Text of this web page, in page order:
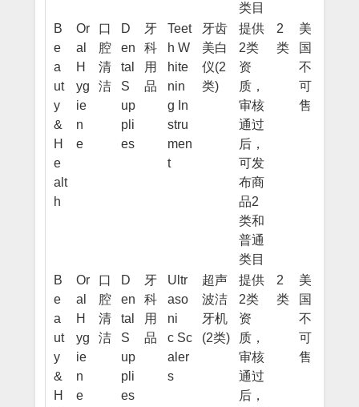
类目
B
e
a
ut
y
&
H
e
alt
h
Or
al
H
yg
ie
n
e
口
腔
清
洁
D
en
tal
S
up
pli
es
牙
科
用
品
Teet
h W
hite
nin
g In
stru
men
t
牙齿
美白
仪(2
类)
提供
2类
资
质，
审核
通过
后，
可发
布商
品2
类和
普通
类目
2
类
美
国
不
可
售
B
e
a
ut
y
&
H
Or
al
H
yg
ie
n
e
口
腔
清
洁
D
en
tal
S
up
pli
es
牙
科
用
品
Ultr
aso
ni
c Sc
aler
s
超声
波洁
牙机
(2类)
提供
2类
资
质，
审核
通过
后，
2
类
美
国
不
可
售